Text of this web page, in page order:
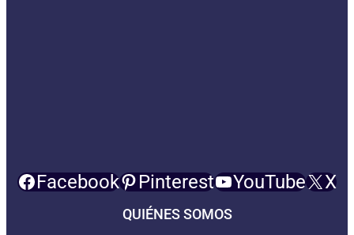
Facebook Pinterest YouTube X
QUIÉNES SOMOS